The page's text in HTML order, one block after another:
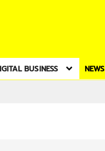
BUSINESS NEWS